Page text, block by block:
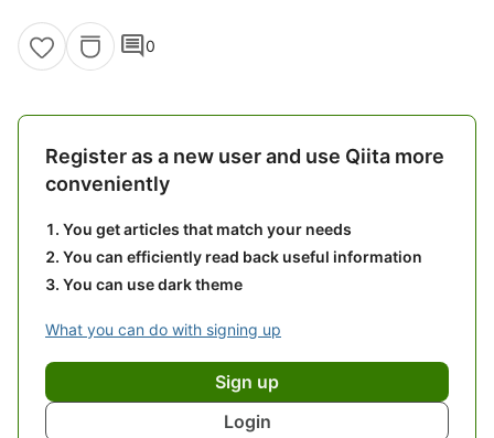
comment0
Register as a new user and use Qiita more
conveniently
You get articles that match your needs
You can efficiently read back useful information
You can use dark theme
What you can do with signing up
Sign up
Login